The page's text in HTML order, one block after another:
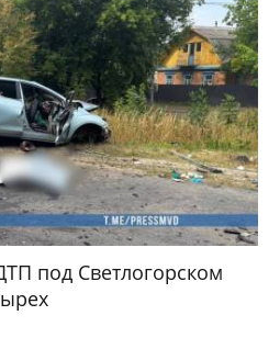
под Светлогорском